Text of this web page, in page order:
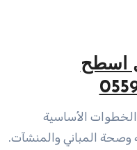
اسطح
وصحة المباني والمنشآت.